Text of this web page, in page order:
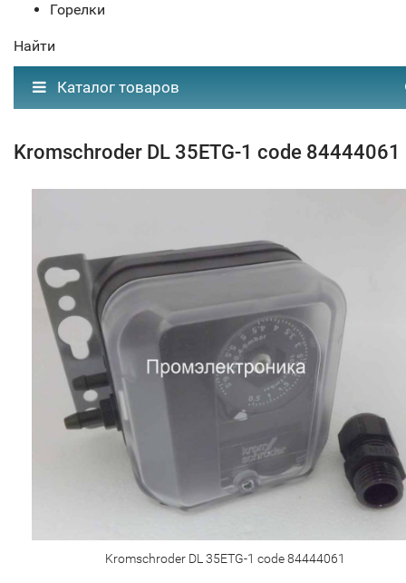
Горелки
Найти
Каталог товаров
Kromschroder DL 35ETG-1 code 84444061
Kromschroder DL 35ETG-1 code 84444061